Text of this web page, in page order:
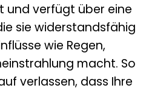
und verfügt über eine
sie widerstandsfähig
wie Regen,
macht. So
verlassen, dass Ihre